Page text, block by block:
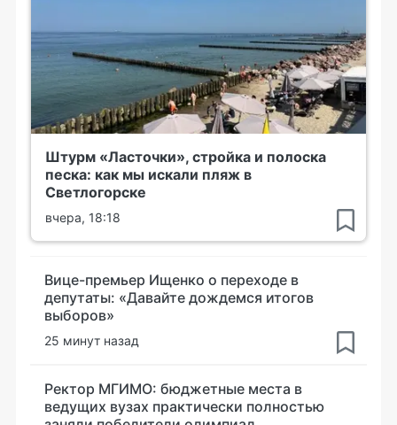
Штурм «Ласточки», стройка и полоска
песка: как мы искали пляж в
Светлогорске
вчера, 18:18
Вице-премьер Ищенко о переходе в
депутаты: «Давайте дождемся итогов
выборов»
25 минут назад
Ректор МГИМО: бюджетные места в
ведущих вузах практически полностью